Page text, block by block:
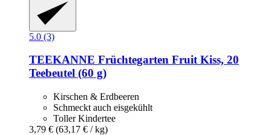
5.0 (3)
TEEKANNE Früchtegarten Fruit Kiss, 20
Teebeutel (60 g)
Kirschen & Erdbeeren
Schmeckt auch eisgekühlt
Toller Kindertee
3,79 € (63,17 € / kg)